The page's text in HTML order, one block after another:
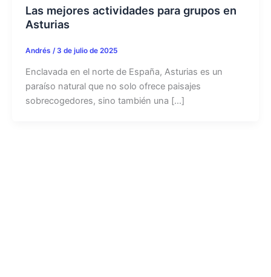
Las mejores actividades para grupos en
Asturias
Andrés / 3 de julio de 2025
Enclavada en el norte de España, Asturias es un
paraíso natural que no solo ofrece paisajes
sobrecogedores, sino también una […]